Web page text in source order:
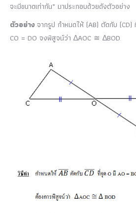
จะมีขนาดเท่ากัน” มาประกอบด้วยดังตัวอย่าง
ตัวอย่าง จากรูป กำหนดให้ (AB) ตัดกับ
CO = DO จงพิสูจน์ว่า ∆AOC ≅ ∆BOD